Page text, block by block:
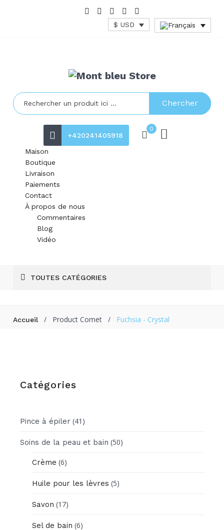
$ USD
Chercher
+420241405918
0
Maison
Boutique
Livraison
Paiements
Contact
À propos de nous
Commentaires
Blog
Vidéo
TOUTES CATÉGORIES
Accueil / Product Comet / Fuchsia - Crystal
Catégories
Pince à épiler (41)
Soins de la peau et bain (50)
Crème (6)
Huile pour les lèvres (5)
Savon (17)
Sel de bain (6)